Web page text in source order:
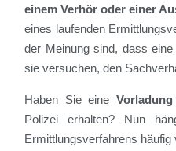
einem Verhör oder einer
eines laufenden
der Meinung sind, dass
sie versuchen, den
Haben Sie eine
Polizei erhalten? Nun
Ermittlungsverfahrens